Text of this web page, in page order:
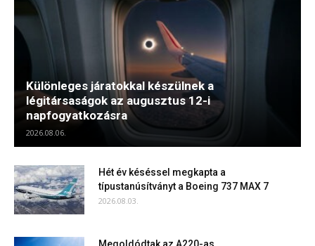
Különleges járatokkal készülnek a
légitársaságok az augusztus 12-i
napfogyatkozásra
2026.08.06.
Hét év késéssel megkapta a
típustanúsítványt a Boeing 737 MAX 7
2026.08.03.